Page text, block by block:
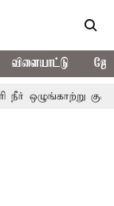
விளையாட்டு
குழு நாளை